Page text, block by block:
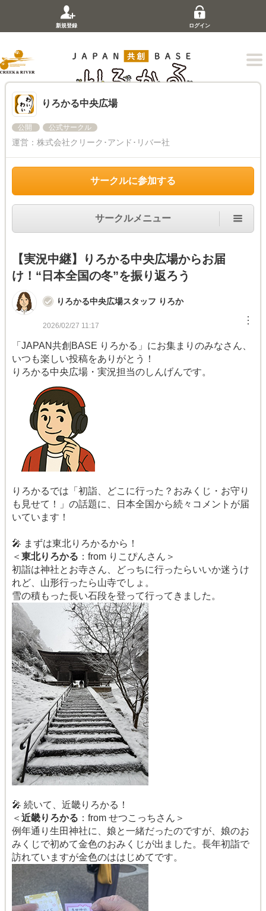
新規登録 ログイン
りろかる中央広場
公開 公式サークル
運営： 株式会社クリーク･アンド･リバー社
サークルに参加する
サークルメニュー
【実況中継】りろかる中央広場からお届
け！“日本全国の冬”を振り返ろう
りろかる中央広場スタッフ りろか
2026/02/27 11:17 ︙
「JAPAN共創BASE りろかる」にお集まりのみなさん、
いつも楽しい投稿をありがとう！
りろかる中央広場・実況担当のしんげんです。
りろかるでは「初詣、どこに行った？おみくじ・お守り
も見せて！」の話題に、日本全国から続々コメントが届
いています！
🎤 まずは東北りろかるから！
＜ 東北りろかる ：from りこぴんさん＞
初詣は神社とお寺さん、どっちに行ったらいいか迷うけ
れど、山形行ったら山寺でしょ。
雪の積もった長い石段を登って行ってきました。
🎤 続いて、近畿りろかる！
＜ 近畿りろかる ：from せつこっちさん＞
例年通り生田神社に、娘と一緒だったのですが、娘のお
みくじで初めて金色のおみくじが出ました。長年初詣で
訪れていますが金色のははじめてです。